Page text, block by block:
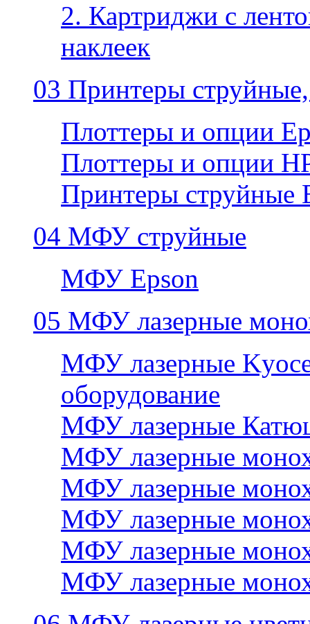
2. Картриджи с
наклеек
03 Принтеры
Плоттеры и опции
Плоттеры и опции
Принтеры струйные
04 МФУ струйные
МФУ Epson
05 МФУ лазерные
МФУ лазерные
оборудование
МФУ лазерные
МФУ лазерные
МФУ лазерные
МФУ лазерные
МФУ лазерные
МФУ лазерные